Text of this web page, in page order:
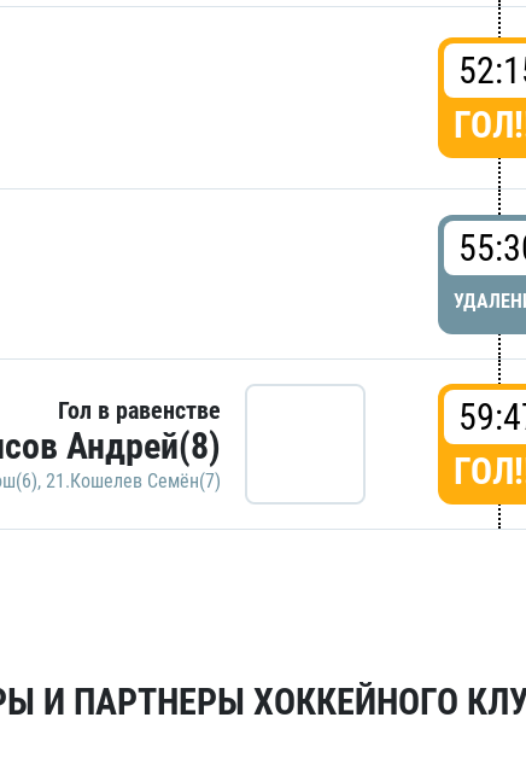
Гол в равенстве
Андрей(8)
, 21.Кошелев Семён(7)
И ПАРТНЕРЫ ХОККЕЙНОГО